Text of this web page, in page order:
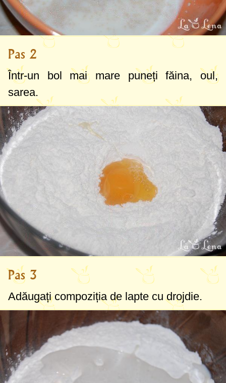
Pas 2
Într-un bol mai mare puneți făina, oul,
sarea.
Pas 3
Adăugați compoziția de lapte cu drojdie.